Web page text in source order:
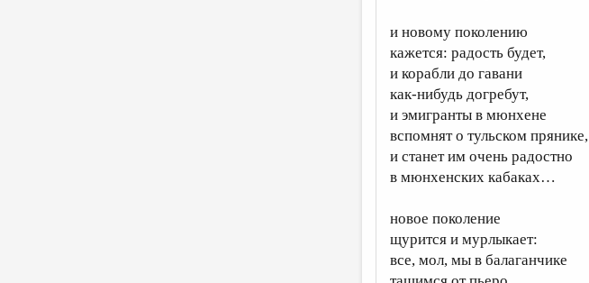
и новому поколению
кажется: радость будет,
и корабли до гавани
как-нибудь догребут,
и эмигранты в мюнхене
вспомнят о тульском прянике,
и станет им очень радостно
в мюнхенских кабаках…
новое поколение
щурится и мурлыкает:
все, мол, мы в балаганчике